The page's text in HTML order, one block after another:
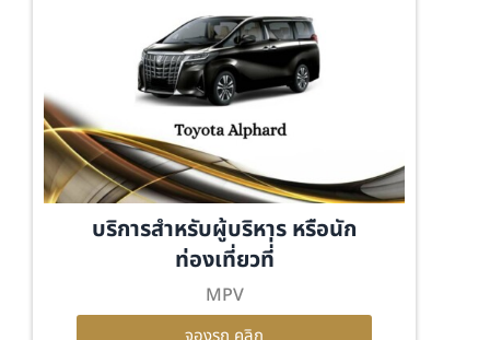
บริการสำหรับผู้บริหาร หรือนัก
ท่องเที่ยวที่่
MPV